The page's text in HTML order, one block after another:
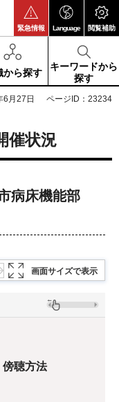
緊急情報 Language 閲覧補助
から探す
キーワードから
探す
6月27日 ページID：23234
催状況
病床機能部
画面サイズで表示
傍聴方法